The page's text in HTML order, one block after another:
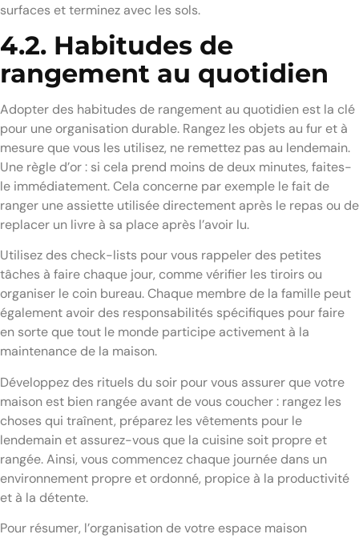
surfaces et terminez avec les sols.
4.2. Habitudes de
rangement au quotidien
Adopter des habitudes de rangement au quotidien est la clé
pour une organisation durable. Rangez les objets au fur et à
mesure que vous les utilisez, ne remettez pas au lendemain.
Une règle d’or : si cela prend moins de deux minutes, faites-
le immédiatement. Cela concerne par exemple le fait de
ranger une assiette utilisée directement après le repas ou de
replacer un livre à sa place après l’avoir lu.
Utilisez des check-lists pour vous rappeler des petites
tâches à faire chaque jour, comme vérifier les tiroirs ou
organiser le coin bureau. Chaque membre de la famille peut
également avoir des responsabilités spécifiques pour faire
en sorte que tout le monde participe activement à la
maintenance de la maison.
Développez des rituels du soir pour vous assurer que votre
maison est bien rangée avant de vous coucher : rangez les
choses qui traînent, préparez les vêtements pour le
lendemain et assurez-vous que la cuisine soit propre et
rangée. Ainsi, vous commencez chaque journée dans un
environnement propre et ordonné, propice à la productivité
et à la détente.
Pour résumer, l’organisation de votre espace maison